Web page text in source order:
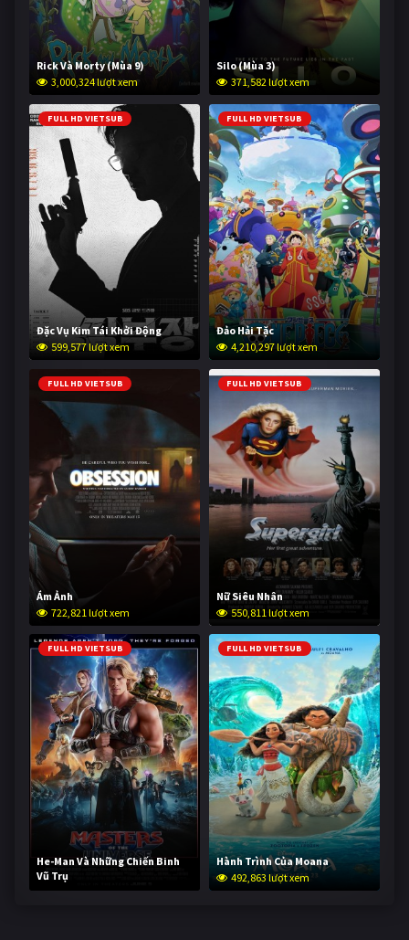
Rick Và Morty (Mùa 9)
3,000,324 lượt xem
Silo (Mùa 3)
371,582 lượt xem
FULL HD VIETSUB
Đặc Vụ Kim Tái Khởi Động
599,577 lượt xem
FULL HD VIETSUB
Đảo Hải Tặc
4,210,297 lượt xem
FULL HD VIETSUB
Ám Ảnh
722,821 lượt xem
FULL HD VIETSUB
Nữ Siêu Nhân
550,811 lượt xem
FULL HD VIETSUB
He-Man Và Những Chiến Binh
Vũ Trụ
241,799 lượt xem
FULL HD VIETSUB
Hành Trình Của Moana
492,863 lượt xem